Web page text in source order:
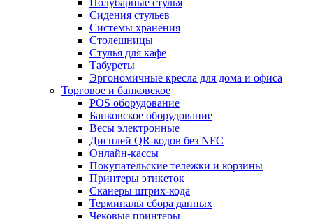
Полубарные стулья
Сидения стульев
Системы хранения
Столешницы
Стулья для кафе
Табуреты
Эргономичные кресла для дома и офиса
Торговое и банковское
POS оборудование
Банковское оборудование
Весы электронные
Дисплей QR-кодов без NFC
Онлайн-кассы
Покупательские тележки и корзины
Принтеры этикеток
Сканеры штрих-кода
Терминалы сбора данных
Чековые принтеры